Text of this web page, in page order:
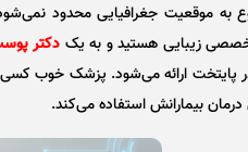
به موقعیت جغرافیایی محدود
زیبایی هستید و به یک دکتر
پایتخت ارائه می‌شود. پزشک خوب کسی
درمان بیمارانش استفاده می‌کند.